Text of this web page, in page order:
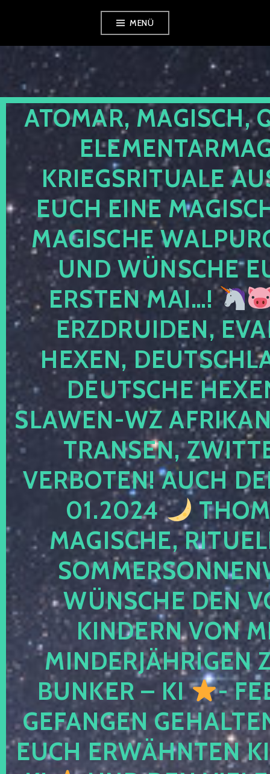
springen
MENÜ
ATOMAR, MAGISCH,
KRIEGSRITUALE
EUCH EINE
MAGISCHE
UND WÜNSCHE
ERSTEN MAI…!
ERZDRUIDEN,
HEXEN,
DEUTSCHE
SLAWEN-WZ
TRANSEN,
VERBOTEN! AUCH
01.2024
MAGISCHE,
WÜNSCHE DEN
KINDERN VON
MINDERJÄHRIGEN
BUNKER – KI
-
GEFANGEN
EUCH ERWÄHNTEN